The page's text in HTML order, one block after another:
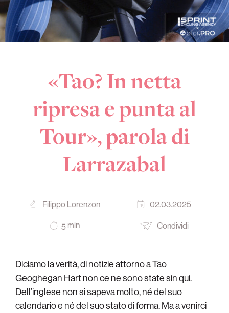
«Tao? In netta
ripresa e punta al
Tour», parola di
Larrazabal
Filippo Lorenzon 02.03.2025
5 min Condividi
Diciamo la verità, di notizie attorno a Tao
Geoghegan Hart non ce ne sono state sin qui.
Dell’inglese non si sapeva molto, né del suo
calendario e né del suo stato di forma. Ma a venirci